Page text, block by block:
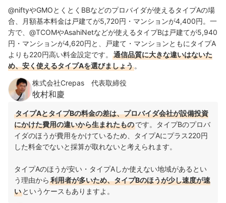
@niftyやGMOとくとくBBなどのプロバイダが使えるタイプAの場
合、月額基本料金は戸建てが5,720円・マンションが4,400円。一
方で、@TCOMやAsahiNetなどが使えるタイプBは戸建てが5,940
円・マンションが4,620円と、戸建て・マンションともにタイプA
よりも220円高い料金設定です。
通信品質に大きな違いはないた
め、安く使えるタイプAを選びましょう 。
株式会社Crepas 代表取締役
牧村和慶
タイプAとタイプBの料金の差は、プロバイダ会社が設備投資
にかけた費用の違いから生まれたものです。
タイプBのプロバ
イダのほうが費用をかけているため、タイプAにプラス220円
した料金でないと採算が取れないと考えられます。
タイプAのほうが安い・タイプAしか使えない地域があるとい
う理由から 利用者が多いため、タイプBのほうが少し速度が速
い というケースもありますよ。